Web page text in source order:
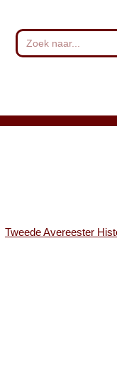
Tweede Avereester